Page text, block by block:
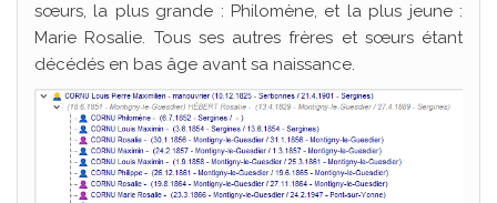
sœurs, la plus grande : Philomène, et la plus jeune :
Marie Rosalie. Tous ses autres frères et sœurs étant
décédés en bas âge avant sa naissance.